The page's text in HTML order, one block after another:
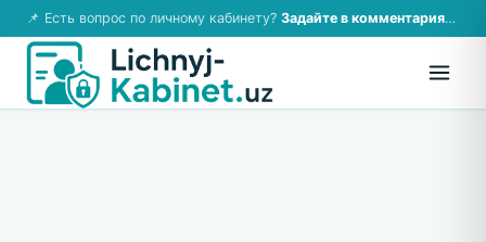
📌 Есть вопрос по личному кабинету? Задайте в комментариях — ответим!